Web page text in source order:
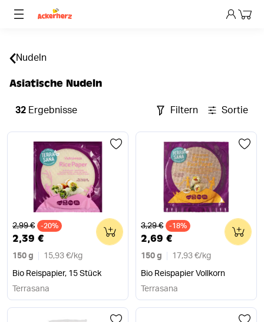
Dein
Nudeln
Asiatische Nudeln
32 Ergebnisse Filtern Sortieren
Alter Preis
2,99 € -20%
2,39 €
150 g 15,93 €/ kg
Bio Reispapier, 15 Stück
0
Terrasana
Alter Preis
3,29 € -18%
2,69 €
150 g 17,93 €/ kg
Bio Reispapier Vollkorn
0
Terrasana